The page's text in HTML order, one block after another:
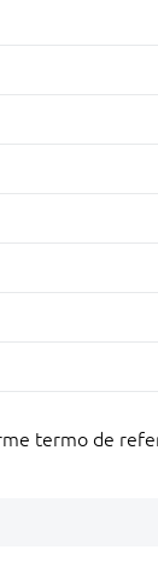
termo de